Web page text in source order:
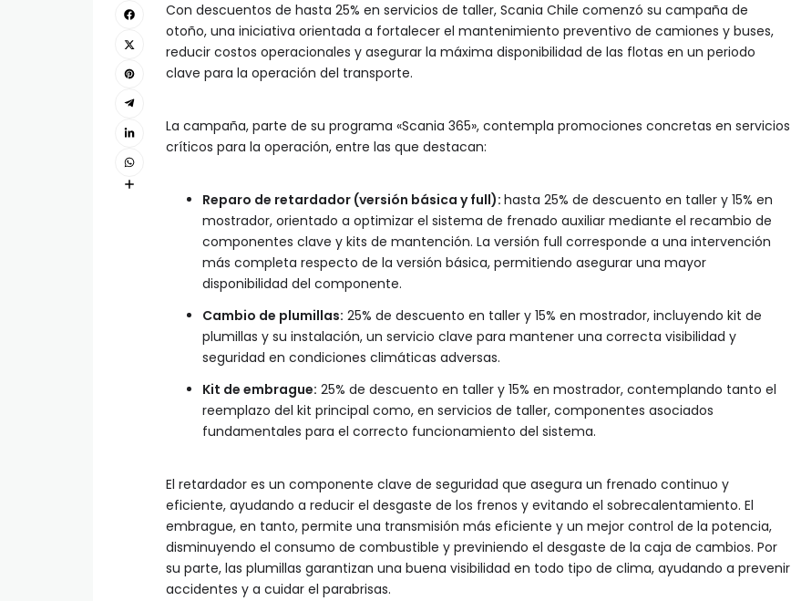
Con descuentos de hasta 25% en servicios de taller, Scania Chile comenzó su campaña de
otoño, una iniciativa orientada a fortalecer el mantenimiento preventivo de camiones y buses,
reducir costos operacionales y asegurar la máxima disponibilidad de las flotas en un periodo
clave para la operación del transporte.
La campaña, parte de su programa «Scania 365», contempla promociones concretas en servicios
críticos para la operación, entre las que destacan:
Reparo de retardador (versión básica y full): hasta 25% de descuento en taller y 15% en
mostrador, orientado a optimizar el sistema de frenado auxiliar mediante el recambio de
componentes clave y kits de mantención. La versión full corresponde a una intervención
más completa respecto de la versión básica, permitiendo asegurar una mayor
disponibilidad del componente.
Cambio de plumillas: 25% de descuento en taller y 15% en mostrador, incluyendo kit de
plumillas y su instalación, un servicio clave para mantener una correcta visibilidad y
seguridad en condiciones climáticas adversas.
Kit de embrague: 25% de descuento en taller y 15% en mostrador, contemplando tanto el
reemplazo del kit principal como, en servicios de taller, componentes asociados
fundamentales para el correcto funcionamiento del sistema.
El retardador es un componente clave de seguridad que asegura un frenado continuo y
eficiente, ayudando a reducir el desgaste de los frenos y evitando el sobrecalentamiento. El
embrague, en tanto, permite una transmisión más eficiente y un mejor control de la potencia,
disminuyendo el consumo de combustible y previniendo el desgaste de la caja de cambios. Por
su parte, las plumillas garantizan una buena visibilidad en todo tipo de clima, ayudando a prevenir
accidentes y a cuidar el parabrisas.